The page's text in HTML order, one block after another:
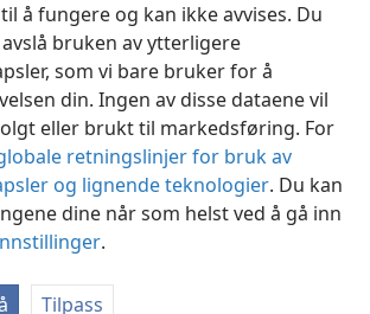
å fungere og kan ikke avvises. Du
bruken av ytterligere
som vi bare bruker for å
din. Ingen av disse dataene vil
eller brukt til markedsføring. For
retningslinjer for bruk av
og lignende teknologier. Du kan
dine når som helst ved å gå inn
.
Tilpass
Del Innstillinger
Tower Bible and Tract Society of Pennsylvania
Personverninnstillinger
JW.ORG
Logg inn